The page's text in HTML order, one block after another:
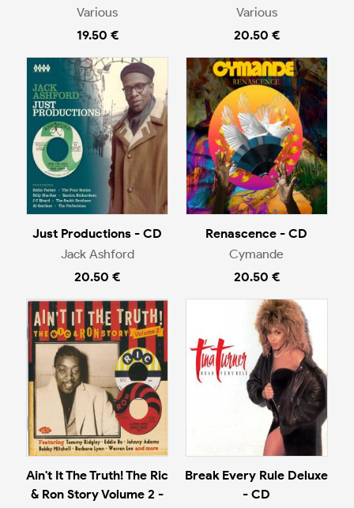
Various
19.50 €
Various
20.50 €
Just Productions - CD
Jack Ashford
20.50 €
Renascence - CD
Cymande
20.50 €
Ain't It The Truth! The Ric
& Ron Story Volume 2 -
Break Every Rule Deluxe
- CD